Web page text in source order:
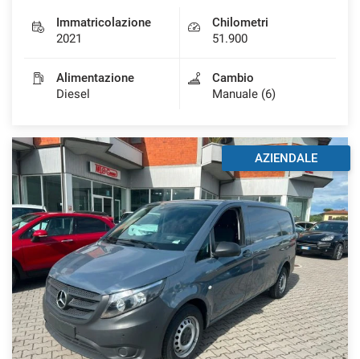
Immatricolazione
2021
Chilometri
51.900
Alimentazione
Diesel
Cambio
Manuale (6)
AZIENDALE